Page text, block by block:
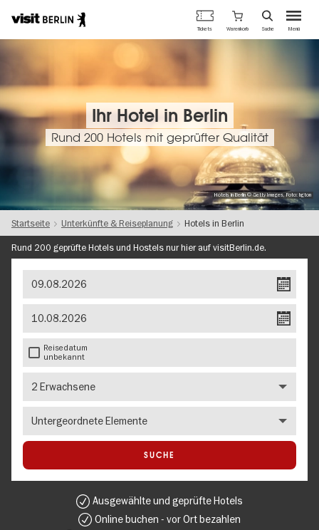
Berlins
offizielles
Menü
Tickets Warenkorb Suche
Ihr Hotel in Berlin
Rund 200 Hotels mit geprüfter Qualität
Hotels in Berlin © Getty Images, Foto: bgton
Startseite Unterkünfte & Reiseplanung Hotels in Berlin
Rund 200 geprüfte Hotels und Hostels nur hier auf visitBerlin.de.
Reisedatum
unbekannt
Erwachsene
children
SUCHE
Ausgewählte und geprüfte Hotels
Online buchen - vor Ort bezahlen